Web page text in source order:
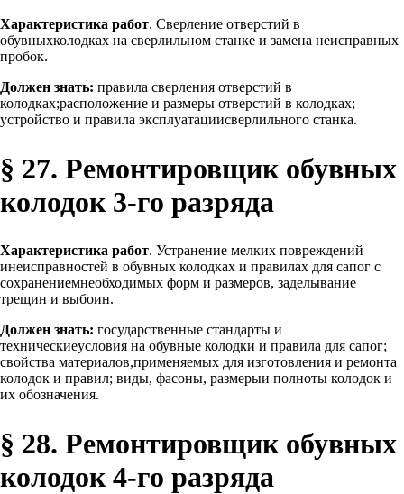
Характеристика работ. Сверление отверстий в
обувныхколодках на сверлильном станке и замена неисправных
пробок.
Должен знать: правила сверления отверстий в
колодках;расположение и размеры отверстий в колодках;
устройство и правила эксплуатациисверлильного станка.
§ 27. Ремонтировщик обувных
колодок 3-го разряда
Характеристика работ. Устранение мелких повреждений
инеисправностей в обувных колодках и правилах для сапог с
сохранениемнеобходимых форм и размеров, заделывание
трещин и выбоин.
Должен знать: государственные стандарты и
техническиеусловия на обувные колодки и правила для сапог;
свойства материалов,применяемых для изготовления и ремонта
колодок и правил; виды, фасоны, размерыи полноты колодок и
их обозначения.
§ 28. Ремонтировщик обувных
колодок 4-го разряда